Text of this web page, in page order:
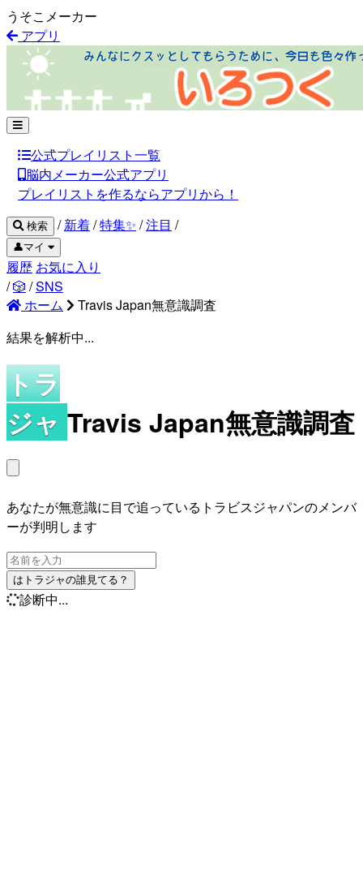
うそこメーカー
アプリ
公式プレイリスト一覧
脳内メーカー公式アプリ
プレイリストを作るならアプリから！
検索 / 新着/特集✨ /注目 /
👤マイ
履歴 お気に入り
/🎲 /SNS
ホーム
Travis Japan無意識調査
結果を解析中...
トラ
ジャ Travis Japan無意識調査
あなたが無意識に目で追っているトラビスジャパンのメンバ
ーが判明します
はトラジャの誰見てる？
診断中...